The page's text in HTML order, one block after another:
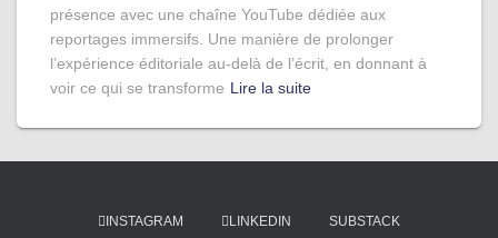
présence avec une chaîne YouTube dédiée aux
reportages immersifs. Une manière de prolonger
l’expérience éditoriale au-delà de l’écrit, en donnant à
voir ce qui se transforme Lire la suite
INSTAGRAM LINKEDIN SUBSTACK